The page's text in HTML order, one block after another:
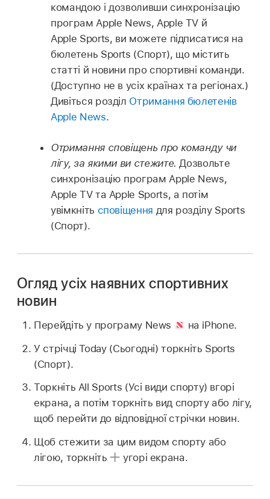
командою і дозволивши синхронізацію
програм Apple News, Apple TV й
Apple Sports, ви можете підписатися на
бюлетень Sports (Спорт), що містить
статті й новини про спортивні команди.
(Доступно не в усіх країнах та регіонах.)
Дивіться розділ Отримання бюлетенів
Apple News.
Отримання сповіщень про команду чи
лігу, за якими ви стежите. Дозвольте
синхронізацію програм Apple News,
Apple TV та Apple Sports, а потім
увімкніть сповіщення для розділу Sports
(Спорт).
Огляд усіх наявних спортивних
новин
Перейдіть у програму News
на iPhone.
У стрічці Today (Сьогодні) торкніть Sports
(Спорт).
Торкніть All Sports (Усі види спорту) вгорі
екрана, а потім торкніть вид спорту або лігу,
щоб перейти до відповідної стрічки новин.
Щоб стежити за цим видом спорту або
лігою, торкніть
угорі екрана.